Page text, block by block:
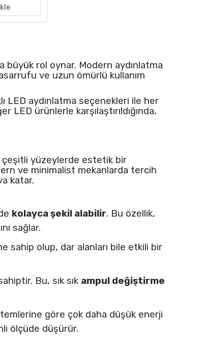
büyük rol oynar. Modern aydınlatma
ve uzun ömürlü kullanım
LED aydınlatma seçenekleri ile her
ürünlerle karşılaştırıldığında,
çeşitli yüzeylerde estetik bir
ve minimalist mekanlarda tercih
katar.
kolayca şekil alabilir. Bu özellik,
sağlar.
sahip olup, dar alanları bile etkili bir
Bu, sık sık ampul değiştirme
göre çok daha düşük enerji
ölçüde düşürür.